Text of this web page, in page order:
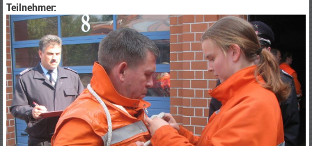
Teilnehmer: